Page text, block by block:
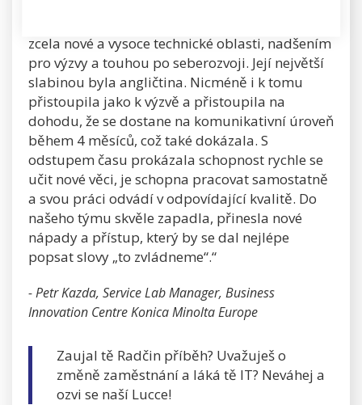
zcela nové a vysoce technické oblasti, nadšením
pro výzvy a touhou po seberozvoji. Její největší
slabinou byla angličtina. Nicméně i k tomu
přistoupila jako k výzvě a přistoupila na
dohodu, že se dostane na komunikativní úroveň
během 4 měsíců, což také dokázala. S
odstupem času prokázala schopnost rychle se
učit nové věci, je schopna pracovat samostatně
a svou práci odvádí v odpovídající kvalitě. Do
našeho týmu skvěle zapadla, přinesla nové
nápady a přístup, který by se dal nejlépe
popsat slovy „to zvládneme“.“
- Petr Kazda, Service Lab Manager, Business
Innovation Centre Konica Minolta Europe
Zaujal tě Radčin příběh? Uvažuješ o
změně zaměstnání a láká tě IT? Neváhej a
ozvi se naší Lucce!